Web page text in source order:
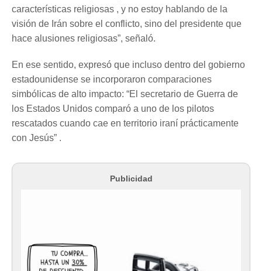
características religiosas , y no estoy hablando de la
visión de Irán sobre el conflicto, sino del presidente que
hace alusiones religiosas”, señaló.
En ese sentido, expresó que incluso dentro del gobierno
estadounidense se incorporaron comparaciones
simbólicas de alto impacto: “El secretario de Guerra de
los Estados Unidos comparó a uno de los pilotos
rescatados cuando cae en territorio iraní prácticamente
con Jesús” .
Publicidad